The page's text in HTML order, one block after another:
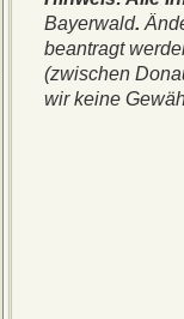
Bayerwald.
beantragt
(zwischen
wir keine